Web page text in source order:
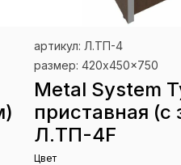
артикул: Л.ТП-4
размер: 420x450x750
Metal System
приставная (с
Л.ТП-4F
Цвет